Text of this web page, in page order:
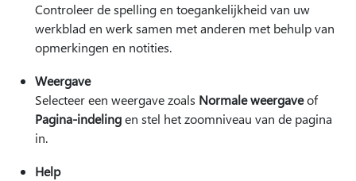
Controleer de spelling en toegankelijkheid van uw
werkblad en werk samen met anderen met behulp van
opmerkingen en notities.
Weergave
Selecteer een weergave zoals Normale weergaveof
Pagina-indelingen stel het zoomniveau van de pagina
in.
Help